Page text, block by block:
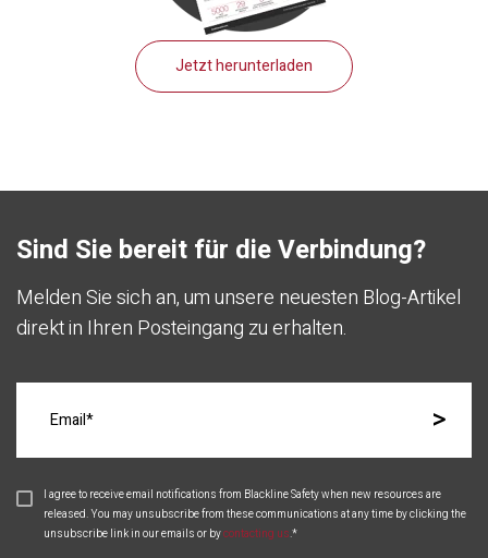
Jetzt herunterladen
Sind Sie bereit für die Verbindung?
Melden Sie sich an, um unsere neuesten Blog-Artikel
direkt in Ihren Posteingang zu erhalten.
I agree to receive email notifications from Blackline Safety when new resources are
released. You may unsubscribe from these communications at any time by clicking the
unsubscribe link in our emails or bycontacting us.*